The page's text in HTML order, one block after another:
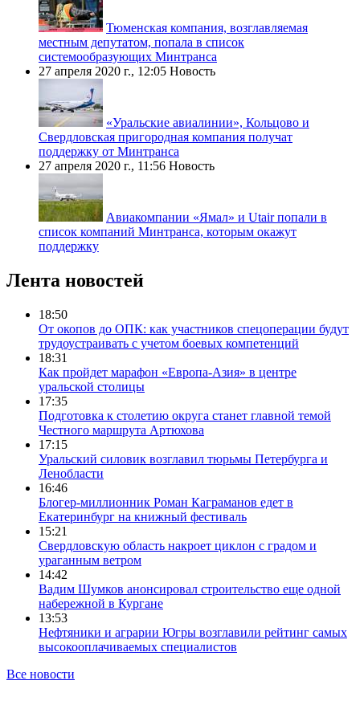
Тюменская компания, возглавляемая
местным депутатом, попала в список
системообразующих Минтранса
27 апреля 2020 г., 12:05 Новость
«Уральские авиалинии», Кольцово и
Свердловская пригородная компания получат
поддержку от Минтранса
27 апреля 2020 г., 11:56 Новость
Авиакомпании «Ямал» и Utair попали в
список компаний Минтранса, которым окажут
поддержку
Лента новостей
18:50
От окопов до ОПК: как участников спецоперации будут
трудоустраивать с учетом боевых компетенций
18:31
Как пройдет марафон «Европа-Азия» в центре
уральской столицы
17:35
Подготовка к столетию округа станет главной темой
Честного маршрута Артюхова
17:15
Уральский силовик возглавил тюрьмы Петербурга и
Ленобласти
16:46
Блогер-миллионник Роман Каграманов едет в
Екатеринбург на книжный фестиваль
15:21
Свердловскую область накроет циклон с градом и
ураганным ветром
14:42
Вадим Шумков анонсировал строительство еще одной
набережной в Кургане
13:53
Нефтяники и аграрии Югры возглавили рейтинг самых
высокооплачиваемых специалистов
Все новости